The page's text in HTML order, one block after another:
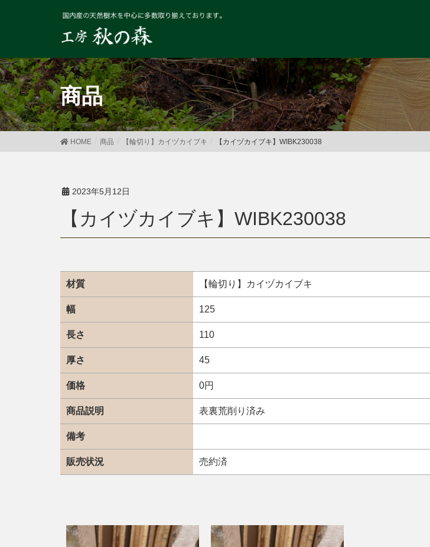
商品
HOME 商品 【輪切り】カイヅカイブキ 【カイヅカイブキ】WIBK230038
2023年5月12日
【カイヅカイブキ】WIBK230038
材質 【輪切り】カイヅカイブキ
幅 125
長さ 110
厚さ 45
価格 0円
商品説明 表裏荒削り済み
備考
販売状況 売約済